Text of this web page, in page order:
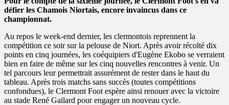
défier les Chamois Niortais, encore invaincus dans ce
championnat.
Au repos le week-end dernier, les clermontois reprennent la
compétition ce soir sur la pelouse de Niort. Après avoir récolté dix
points en cinq journées, les coéquipiers d'Eugène Ekobo se verraient
bien en faire de même sur les cinq nouvelles rencontres à venir. Un
tel parcours leur permettrait assurément de rester dans le haut du
tableau. Après trois matchs sans succès (toutes compétitions
confondues), le Clermont Foot espère ainsi renouer avec la victoire
au stade René Gailard pour engager un nouveau cycle.